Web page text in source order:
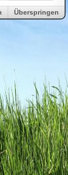
Überspringen